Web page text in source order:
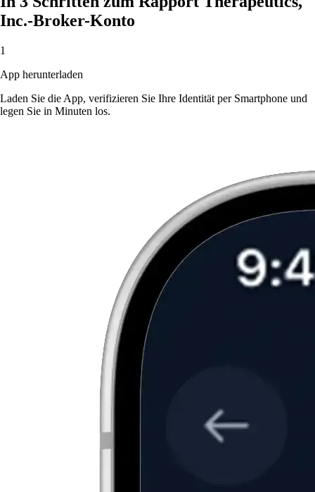
Inc.-Broker-Konto
1
App herunterladen
Laden Sie die App, verifizieren Sie Ihre Identität per Smartphone und
legen Sie in Minuten los.